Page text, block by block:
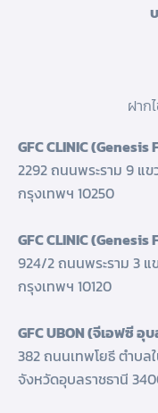
ฝาก
GFC CLINIC
2292 ถนนพระราม 9 แ
กรุงเทพฯ 10250
GFC CLINIC
924/2 ถนนพระราม 3 แ
กรุงเทพฯ 10120
GFC UBON (จีเอฟซี อุ
382 ถนนเทพโยธี ตำบล
จังหวัดอุบลราชธานี